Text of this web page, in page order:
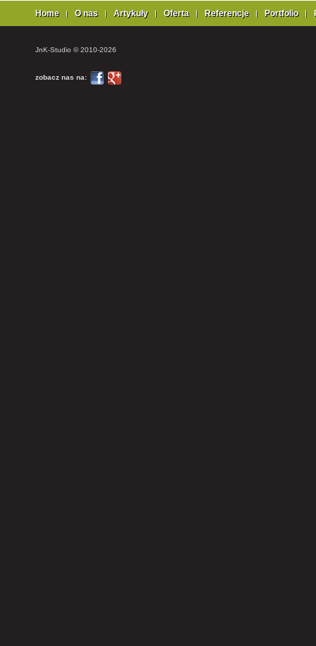
Home O nas Artykuły Oferta Referencje Portfolio
JnK-Studio © 2010-2026
zobacz nas na: